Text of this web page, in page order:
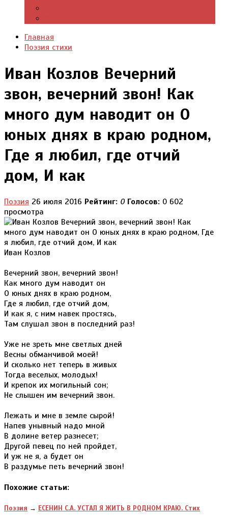
Главная
Поэзия стихи
Иван Козлов Вечерний
звон, вечерний звон! Как
много дум наводит он О
юных днях в краю родном,
Где я любил, где отчий
дом, И как
Поэзия 26 июля 2016 Рейтинг: 0 Голосов: 0 602
просмотра
Иван Козлов
Вечерний звон, вечерний звон!
Как много дум наводит он
О юных днях в краю родном,
Где я любил, где отчий дом,
И как я, с ним навек простясь,
Там слушал звон в последний раз!
Уже не зреть мне светлых дней
Весны обманчивой моей!
И сколько нет теперь в живых
Тогда веселых, молодых!
И крепок их могильный сон;
Не слышен им вечерний звон.
Лежать и мне в земле сырой!
Напев унывный надо мной
В долине ветер разнесет;
Другой певец по ней пройдет,
И уж не я, а будет он
В раздумье петь вечерний звон!
Похожие статьи:
Поэзия → ЕСЕНИН С.А. УСТАЛ Я ЖИТЬ В РОДНОМ КРАЮ. Стих